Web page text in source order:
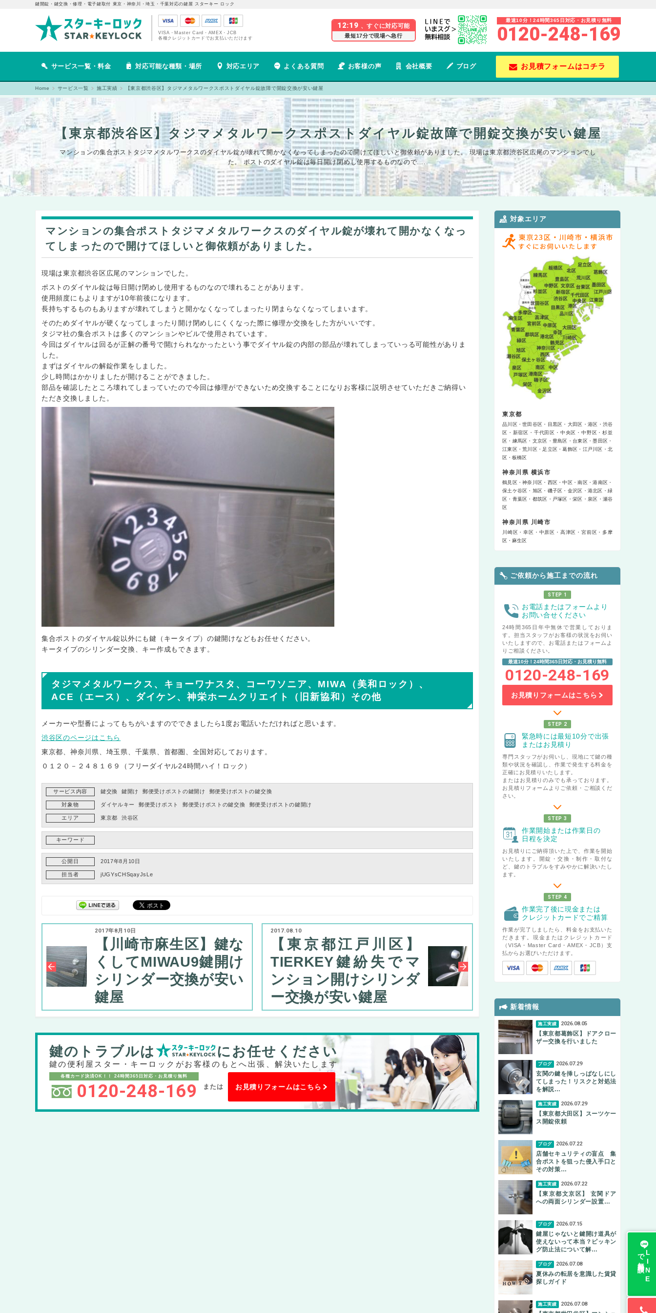
鍵開錠・鍵交換・修理・電子鍵取付 東京・神奈川・埼玉・千葉対応の鍵屋 スターキー ロック
VISA・Master Card・AMEX・JCB
各種クレジットカードでお支払いただけます
12:19 、すぐに対応可能
最短17分で現場へ急行
最速10分！24時間365日対応・お見積り無料
0120-248-169
サービス一覧・料金 対応可能な種類・場所 対応エリア よくある質問 お客様の声 会社概要 ブログ お見積フォームはコチラ
Home サービス一覧 施工実績 【東京都渋谷区】タジマメタルワークスポストダイヤル錠故障で開錠交換が安い鍵屋
【東京都渋谷区】タジマメタルワークスポストダイヤル錠故障で開錠交換が安い鍵屋
マンションの集合ポストタジマメタルワークスのダイヤル錠が壊れて開かなくなってしまったので開けてほしいと御依頼がありました。 現場は東京都渋谷区広尾のマンションでし
た。 ポストのダイヤル錠は毎日開け閉めし使用するものなので…..
マンションの集合ポストタジマメタルワークスのダイヤル錠が壊れて開かなくなっ
てしまったので開けてほしいと御依頼がありました。
現場は東京都渋谷区広尾のマンションでした。
ポストのダイヤル錠は毎日開け閉めし使用するものなので壊れることがあります。
使用頻度にもよりますが10年前後になります。
長持ちするものもありますが壊れてしまうと開かなくなってしまったり閉まらなくなってしまいます。
そのためダイヤルが硬くなってしまったり開け閉めしにくくなった際に修理か交換をした方がいいです。
タジマ社の集合ポストは多くのマンションやビルで使用されています。
今回はダイヤルは回るが正解の番号で開けられなかったという事でダイヤル錠の内部の部品が壊れてしまっていっる可能性がありま
した。
まずはダイヤルの解錠作業をしました。
少し時間はかかりましたが開けることができました。
部品を確認したところ壊れてしまっていたので今回は修理ができないため交換することになりお客様に説明させていただきご納得い
ただき交換しました。
集合ポストのダイヤル錠以外にも鍵（キータイプ）の鍵開けなどもお任せください。
キータイプのシリンダー交換、キー作成もできます。
タジマメタルワークス、キョーワナスタ、コーワソニア、MIWA（美和ロック）、
ACE（エース）、ダイケン、神栄ホームクリエイト（旧新協和）その他
メーカーや型番によってもちがいますのでできましたら1度お電話いただければと思います。
渋谷区のページはこちら
東京都、神奈川県、埼玉県、千葉県、首都圏、全国対応しております。
０１２０－２４８１６９（フリーダイヤル24時間ハイ！ロック）
サービス内容 鍵交換 鍵開け 郵便受けポストの鍵開け 郵便受けポストの鍵交換
対象物 ダイヤルキー 郵便受けポスト 郵便受けポストの鍵交換 郵便受けポストの鍵開け
エリア 東京都 渋谷区
キーワード
公開日 2017年8月10日
担当者 jUGYsCHSqayJsLe
2017年8月10日
【川崎市麻生区】鍵な
くしてMIWAU9鍵開け
シリンダー交換が安い
鍵屋
2017.08.10
【東京都江戸川区】
TIERKEY鍵紛失でマ
ンション開けシリンダ
ー交換が安い鍵屋
鍵のトラブルは にお任せください
鍵の便利屋スター・キーロックがお客様のもとへ出張、解決いたします
各種カード決済OK！！ 24時間365日対応・お見積り無料
0120-248-169 または お見積りフォームはこちら
対象エリア
東京都
品川区 世田谷区 目黒区 大田区 港区
渋谷
区
新宿区 千代田区 中央区 中野区
杉並
区
練馬区 文京区 豊島区 台東区
墨田区
江東区
荒川区 足立区 葛飾区 江戸川区
北
区
板橋区
神奈川県 横浜市
鶴見区 神奈川区 西区 中区 南区
港南区
保土ケ谷区
旭区 磯子区 金沢区 港北区
緑
区
青葉区 都筑区 戸塚区 栄区 泉区
瀬谷
区
神奈川県 川崎市
川崎区 幸区 中原区 高津区 宮前区
多摩
区
麻生区
ご依頼から施工までの流れ
STEP 1
お電話またはフォームより
お問い合せください
24時間365日年中無休で営業しておりま
す。担当スタッフがお客様の状況をお伺い
いたしますので、お電話またはフォームよ
りご相談ください。
最速10分！24時間365日対応・お見積り無料
0120-248-169
お見積りフォームはこちら
STEP 2
緊急時には最短10分で出張
またはお見積り
専門スタッフがお伺いし、現地にて鍵の種
類や状況を確認し、作業で発生する料金を
正確にお見積りいたします。
またはお見積りのみでも承っております。
お見積りフォームよりご依頼・ご相談くだ
さい。
STEP 3
作業開始または作業日の
日程を決定
お見積りにご納得頂いた上で、作業を開始
いたします。開錠・交換・制作・取付な
ど、鍵のトラブルをすみやかに解決いたし
ます。
STEP 4
作業完了後に現金または
クレジットカードでご精算
作業が完了しましたら、料金をお支払いた
だきます。現金またはクレジットカード
（VISA・Master Card・AMEX・JCB）支
払からお選びいただけます。
新着情報
施工実績 2026.08.05
【東京都葛飾区】ドアクロー
ザー交換を行いました
ブログ 2026.07.29
玄関の鍵を挿しっぱなしにし
てしまった！リスクと対処法
を解説…
施工実績 2026.07.29
【東京都大田区】スーツケー
ス開錠依頼
ブログ 2026.07.22
店舗セキュリティの盲点 集
合ポストを狙った侵入手口と
その対策…
施工実績 2026.07.22
【東京都文京区】 玄関ドア
への両面シリンダー設置…
ブログ 2026.07.15
鍵屋じゃないと鍵開け道具が
使えないって本当？ピッキン
グ防止法について解…
ブログ 2026.07.08
夏休みの転居を意識した賃貸
探しガイド
施工実績 2026.07.08
L
I
N
E
で
無料相談